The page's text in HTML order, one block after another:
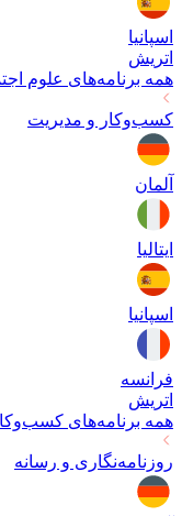
اسپانیا
اتریش
همه برنامه‌های علوم
کسب‌وکار و مدیریت
آلمان
ایتالیا
اسپانیا
فرانسه
اتریش
همه برنامه‌های
روزنامه‌نگاری و رسانه